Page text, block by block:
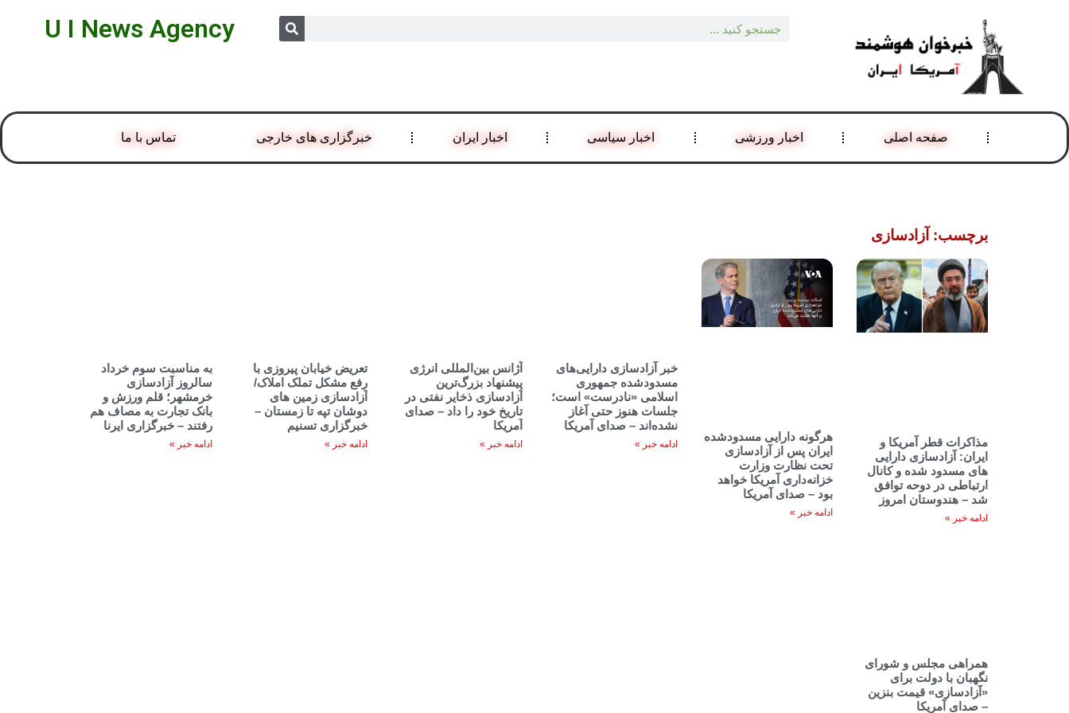
U I News Agency
صفحه اصلی اخبار ورزشی اخبار سیاسی اخبار ایران خبرگزاری های خارجی تماس با ما
برچسب: آزادسازی
مذاکرات قطر آمریکا و
ایران: آزادسازی دارایی
های مسدود شده و کانال
ارتباطی در دوحه توافق
شد – هندوستان امروز
ادامه خبر »
هرگونه دارایی مسدودشده
ایران پس از آزادسازی
تحت نظارت وزارت
خزانه‌داری آمریکا خواهد
بود – صدای آمریکا
ادامه خبر »
خبر آزادسازی دارایی‌های
مسدودشده جمهوری
اسلامی «نادرست» است؛
جلسات هنوز حتی آغاز
نشده‌اند – صدای آمریکا
ادامه خبر »
آژانس بین‌المللی انرژی
پیشنهاد بزرگ‌ترین
آزادسازی ذخایر نفتی در
تاریخ خود را داد – صدای
آمریکا
ادامه خبر »
تعریض خیابان پیروزی با
رفع مشکل تملک املاک/
آزادسازی زمین های
دوشان تپه تا زمستان –
خبرگزاری تسنیم
ادامه خبر »
به مناسبت سوم خرداد
سالروز آزادسازی
خرمشهر؛ قلم ورزش و
بانک تجارت به مصاف هم
رفتند – خبرگزاری ایرنا
ادامه خبر »
همراهی مجلس و شورای
نگهبان با دولت برای
«آزادسازی» قیمت بنزین
– صدای آمریکا